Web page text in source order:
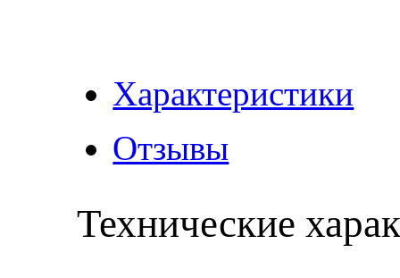
Характеристики
Отзывы
Технические